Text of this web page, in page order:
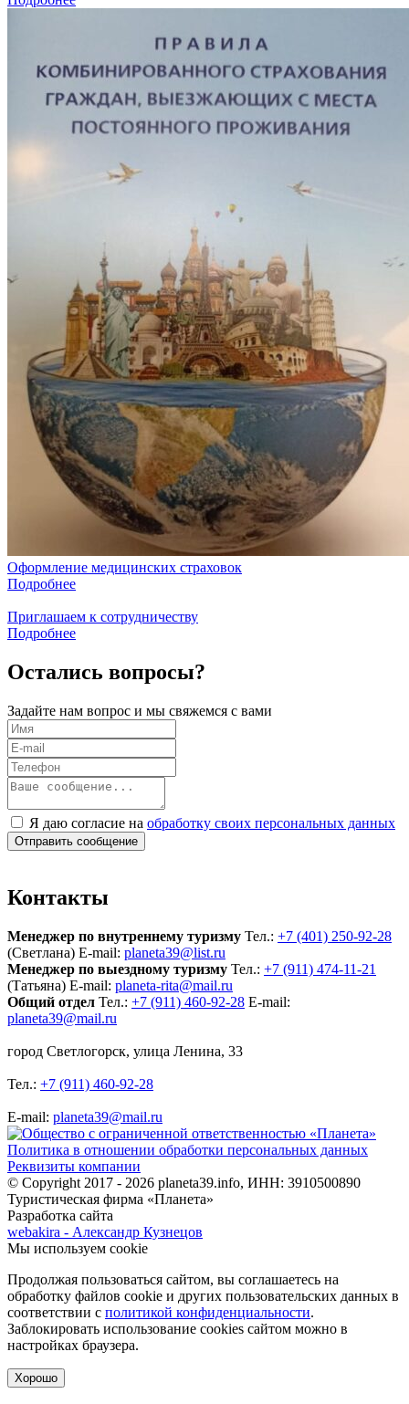
Оформление медицинских страховок
Подробнее
Приглашаем к сотрудничеству
Подробнее
Остались вопросы?
Задайте нам вопрос и мы свяжемся с вами
Я даю согласие на обработку своих персональных данных
Отправить сообщение
Контакты
Менеджер по внутреннему туризму Тел.: +7 (401) 250-92-28
(Светлана) E-mail: planeta39@list.ru
Менеджер по выездному туризму Тел.: +7 (911) 474-11-21
(Татьяна) E-mail: planeta-rita@mail.ru
Общий отдел Тел.: +7 (911) 460-92-28 E-mail:
planeta39@mail.ru
город Светлогорск, улица Ленина, 33
Тел.: +7 (911) 460-92-28
E-mail: planeta39@mail.ru
Политика в отношении обработки персональных данных
Реквизиты компании
© Copyright 2017 - 2026 planeta39.info, ИНН: 3910500890
Туристическая фирма «Планета»
Разработка сайта
webakira - Александр Кузнецов
Мы используем cookie
Продолжая пользоваться сайтом, вы соглашаетесь на
обработку файлов cookie и других пользовательских данных в
соответствии с политикой конфиденциальности.
Заблокировать использование cookies сайтом можно в
настройках браузера.
Хорошо